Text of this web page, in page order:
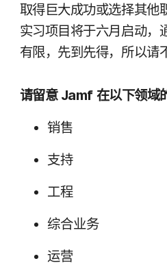
取得​巨大​成功​或​选择​其他​
实习​项目​将​于​六月​启动，​
有限，​先到​先得，​所以​请​
请​留意Jamf 在​以下​领域​
销售
支持
工程
综合​业务
运营